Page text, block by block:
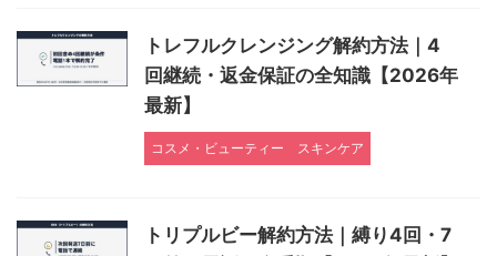
トレフルクレンジング解約方法｜4
回継続・返金保証の全知識【2026年
最新】
コスメ・ビューティー スキンケア
トリプルビー解約方法｜縛り4回・7